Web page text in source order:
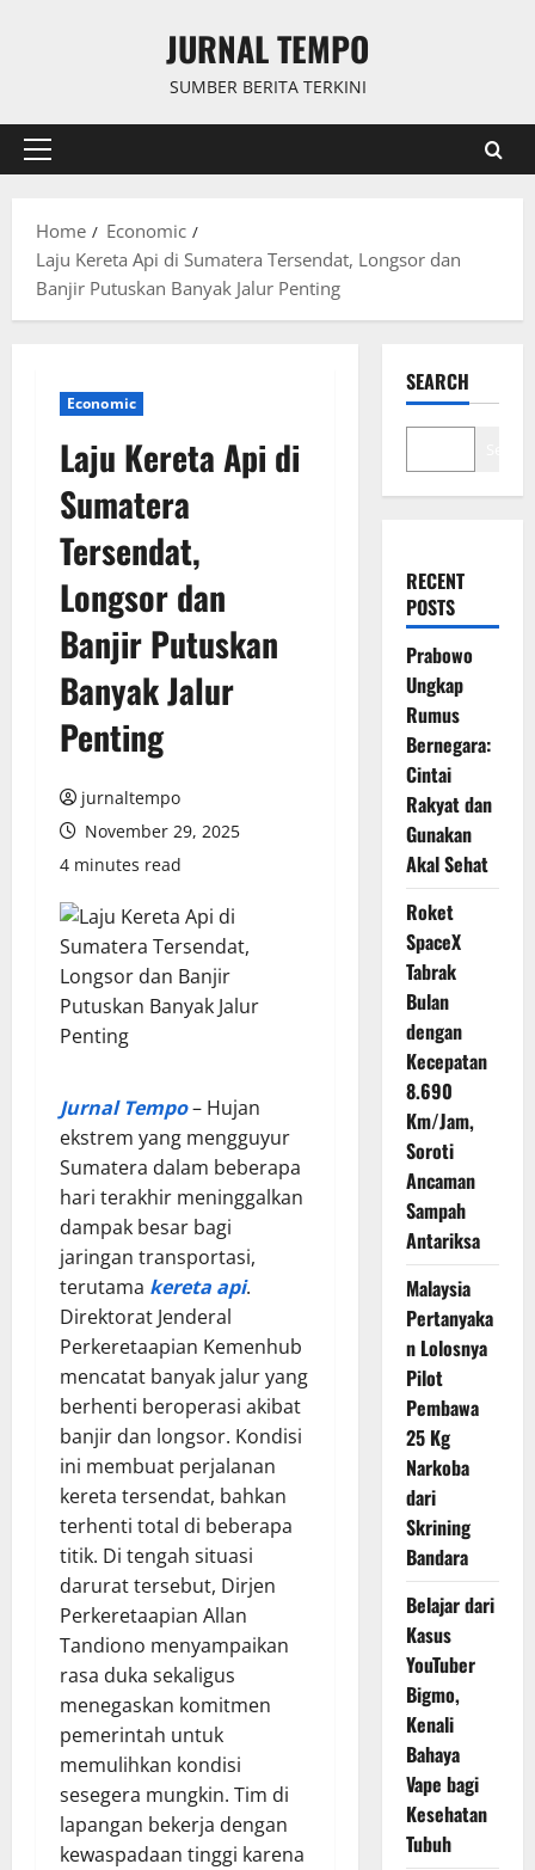
JURNAL TEMPO
SUMBER BERITA TERKINI
Primary
Home
Economic
Laju Kereta Api di Sumatera Tersendat, Longsor dan
Banjir Putuskan Banyak Jalur Penting
Economic
Laju Kereta Api di
Sumatera
Tersendat,
Longsor dan
Banjir Putuskan
Banyak Jalur
Penting
jurnaltempo
November 29, 2025
4 minutes read
Jurnal Tempo– Hujan
ekstrem yang mengguyur
Sumatera dalam beberapa
hari terakhir meninggalkan
dampak besar bagi
jaringan transportasi,
terutama kereta api.
Direktorat Jenderal
Perkeretaapian Kemenhub
mencatat banyak jalur yang
berhenti beroperasi akibat
banjir dan longsor. Kondisi
ini membuat perjalanan
kereta tersendat, bahkan
terhenti total di beberapa
titik. Di tengah situasi
darurat tersebut, Dirjen
Perkeretaapian Allan
Tandiono menyampaikan
rasa duka sekaligus
menegaskan komitmen
pemerintah untuk
memulihkan kondisi
sesegera mungkin. Tim di
lapangan bekerja dengan
kewaspadaan tinggi karena
SEARCH
RECENT
POSTS
Prabowo
Ungkap
Rumus
Bernegara:
Cintai
Rakyat dan
Gunakan
Akal Sehat
Roket
SpaceX
Tabrak
Bulan
dengan
Kecepatan
8.690
Km/Jam,
Soroti
Ancaman
Sampah
Antariksa
Malaysia
Pertanyaka
n Lolosnya
Pilot
Pembawa
25 Kg
Narkoba
dari
Skrining
Bandara
Belajar dari
Kasus
YouTuber
Bigmo,
Kenali
Bahaya
Vape bagi
Kesehatan
Tubuh